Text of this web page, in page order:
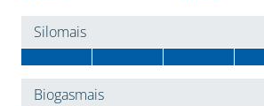
Silomais
Biogasmais